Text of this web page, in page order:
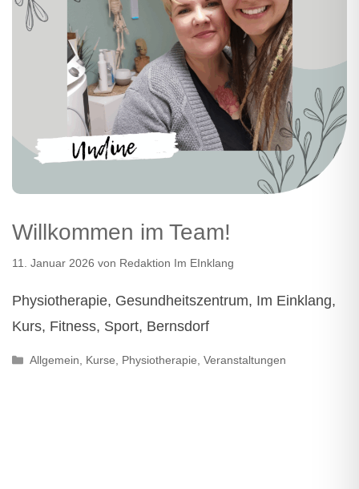
Willkommen im Team!
11. Januar 2026 von Redaktion Im EInklang
Physiotherapie, Gesundheitszentrum, Im Einklang,
Kurs, Fitness, Sport, Bernsdorf
Kategorien
Allgemein, Kurse, Physiotherapie,Veranstaltungen